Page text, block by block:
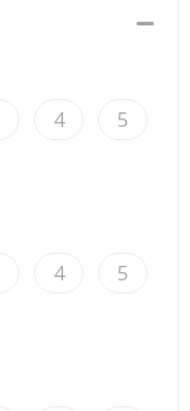
4
5
4
5